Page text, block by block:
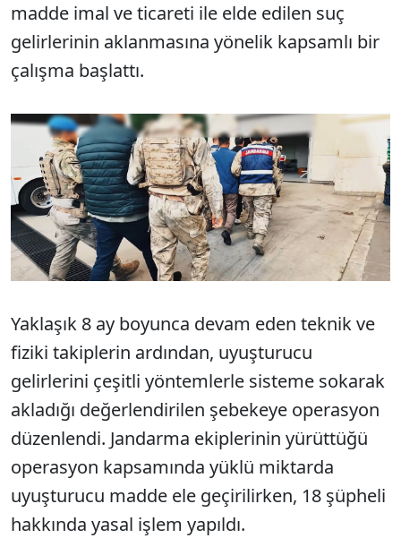
madde imal ve ticareti ile elde edilen suç
gelirlerinin aklanmasına yönelik kapsamlı bir
çalışma başlattı.
Yaklaşık 8 ay boyunca devam eden teknik ve
fiziki takiplerin ardından, uyuşturucu
gelirlerini çeşitli yöntemlerle sisteme sokarak
akladığı değerlendirilen şebekeye operasyon
düzenlendi. Jandarma ekiplerinin yürüttüğü
operasyon kapsamında yüklü miktarda
uyuşturucu madde ele geçirilirken, 18 şüpheli
hakkında yasal işlem yapıldı.